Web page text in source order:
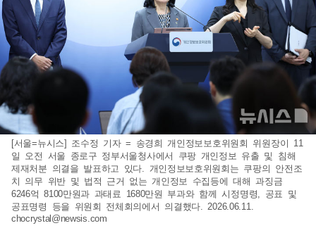
[서울=뉴시스] 조수정 기자 = 송경희 개인정보보호위원회 위원장이 11
일 오전 서울 종로구 정부서울청사에서 쿠팡 개인정보 유출 및 침해
제재처분 의결을 발표하고 있다. 개인정보보호위원회는 쿠팡의 안전조
치 의무 위반 및 법적 근거 없는 개인정보 수집등에 대해 과징금
6246억 8100만원과 과태료 1680만원 부과와 함께 시정명령, 공표 및
공표명령 등을 위원회 전체회의에서 의결했다. 2026.06.11.
chocrystal@newsis.com